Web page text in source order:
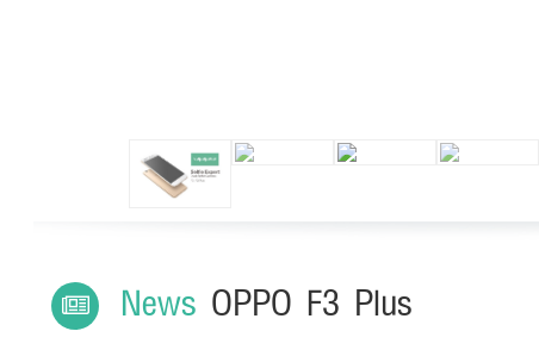
News OPPO F3 Plus